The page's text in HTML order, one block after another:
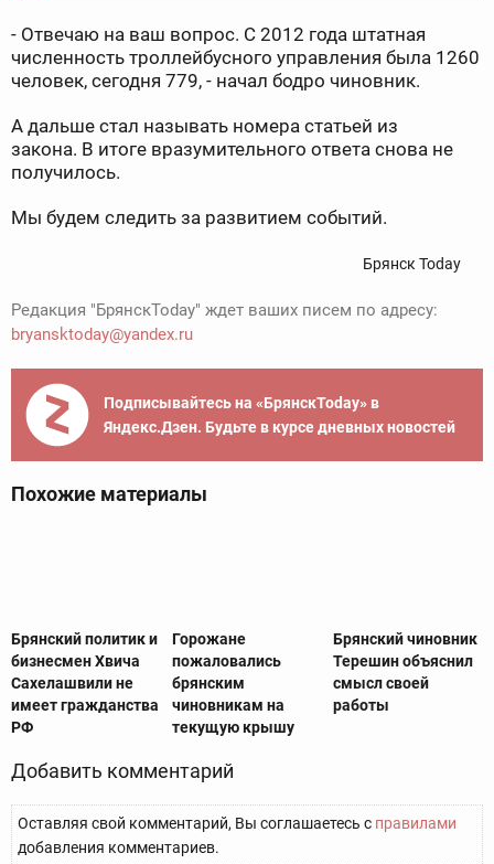
- Отвечаю на ваш вопрос. С 2012 года штатная
численность троллейбусного управления была 1260
человек, сегодня 779, - начал бодро чиновник.
А дальше стал называть номера статьей из
закона. В итоге вразумительного ответа снова не
получилось.
Мы будем следить за развитием событий.
Брянск Today
Редакция "БрянскToday" ждет ваших писем по адресу:
bryansktoday@yandex.ru
Подписывайтесь на «БрянскToday» в
Яндекс.Дзен. Будьте в курсе дневных новостей
Похожие материалы
Брянский политик и
бизнесмен Хвича
Сахелашвили не
имеет гражданства
РФ
Горожане
пожаловались
брянским
чиновникам на
текущую крышу
Брянский чиновник
Терешин объяснил
смысл своей
работы
Добавить комментарий
Оставляя свой комментарий, Вы соглашаетесь с правилами
добавления комментариев.